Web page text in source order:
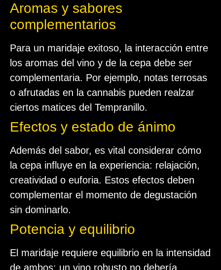
Aromas y sabores
complementarios
Para un maridaje exitoso, la interacción entre
los aromas del vino y de la cepa debe ser
complementaria. Por ejemplo, notas terrosas
o afrutadas en la cannabis pueden realzar
ciertos matices del Tempranillo.
Efectos y estado de ánimo
Además del sabor, es vital considerar cómo
la cepa influye en la experiencia: relajación,
creatividad o euforia. Estos efectos deben
complementar el momento de degustación
sin dominarlo.
Potencia y equilibrio
El maridaje requiere equilibrio en la intensidad
de ambos: un vino robusto no debería